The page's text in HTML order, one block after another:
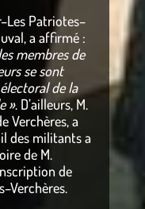
Patriotes–
a affirmé :
membres de
se sont
de la
». D’ailleurs, M.
Verchères, a
des militants a
de M.
de